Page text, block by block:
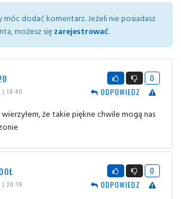
móc dodać komentarz. Jeżeli nie posiadasz
możesz sięzarejestrować.
| 18:40
0
ODPOWIEDZ
że takie piękne chwile mogą nas
| 20:19
0
ODPOWIEDZ